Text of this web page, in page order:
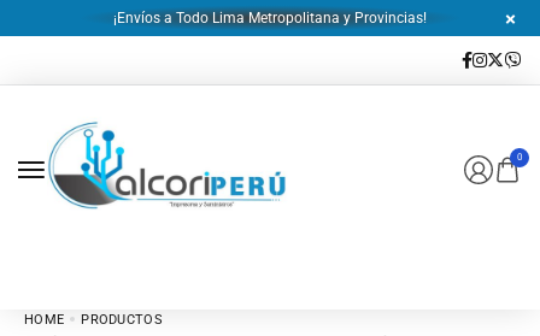
¡Envíos a Todo Lima Metropolitana y Provincias!
0
HOME
PRODUCTOS